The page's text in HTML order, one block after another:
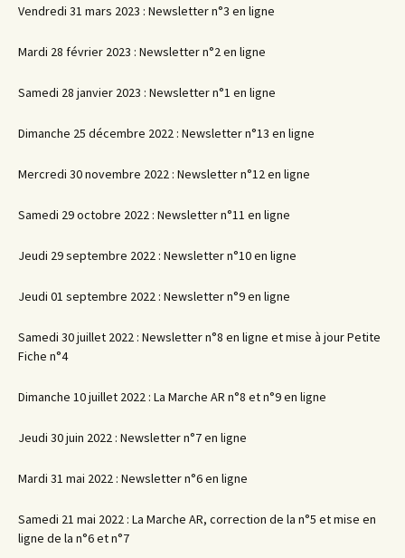
Vendredi 31 mars 2023 : Newsletter n°3 en ligne
Mardi 28 février 2023 : Newsletter n°2 en ligne
Samedi 28 janvier 2023 : Newsletter n°1 en ligne
Dimanche 25 décembre 2022 : Newsletter n°13 en ligne
Mercredi 30 novembre 2022 : Newsletter n°12 en ligne
Samedi 29 octobre 2022 : Newsletter n°11 en ligne
Jeudi 29 septembre 2022 : Newsletter n°10 en ligne
Jeudi 01 septembre 2022 : Newsletter n°9 en ligne
Samedi 30 juillet 2022 : Newsletter n°8 en ligne et mise à jour Petite
Fiche n°4
Dimanche 10 juillet 2022 : La Marche AR n°8 et n°9 en ligne
Jeudi 30 juin 2022 : Newsletter n°7 en ligne
Mardi 31 mai 2022 : Newsletter n°6 en ligne
Samedi 21 mai 2022 : La Marche AR, correction de la n°5 et mise en
ligne de la n°6 et n°7